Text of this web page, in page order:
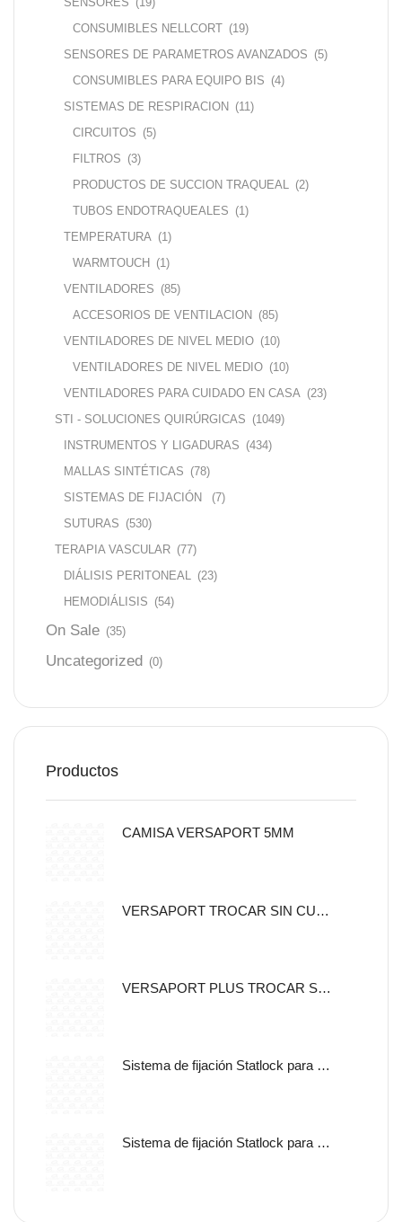
CONSUMIBLES NELLCORT (19)
SENSORES DE PARAMETROS AVANZADOS (5)
CONSUMIBLES PARA EQUIPO BIS (4)
SISTEMAS DE RESPIRACION (11)
CIRCUITOS (5)
FILTROS (3)
PRODUCTOS DE SUCCION TRAQUEAL
(2)
TUBOS ENDOTRAQUEALES (1)
TEMPERATURA (1)
WARMTOUCH (1)
VENTILADORES (85)
ACCESORIOS DE VENTILACION (85)
VENTILADORES DE NIVEL MEDIO (10)
VENTILADORES DE NIVEL MEDIO (10)
VENTILADORES PARA CUIDADO EN CASA (23)
STI - SOLUCIONES QUIRÚRGICAS (1049)
INSTRUMENTOS Y LIGADURAS (434)
MALLAS SINTÉTICAS (78)
SISTEMAS DE FIJACIÓN
(7)
SUTURAS (530)
TERAPIA VASCULAR (77)
DIÁLISIS PERITONEAL
(23)
HEMODIÁLISIS (54)
On Sale (35)
Uncategorized (0)
Productos
CAMISA VERSAPORT 5MM
VERSAPORT TROCAR SIN CUCHILLA CON CANULA DE FIJACION 5MM
VERSAPORT PLUS TROCAR SIN CUCHILLA CON CANULA DE
Sistema de fijación Statlock para sonda nasogástrica y sondas de alimentación enteral, tamaño pediátrico, auto adherible.
Sistema de fijación Statlock para sonda nasogástrica y sondas de alimentación enteral, tamaño pediátrico, libre de latex.